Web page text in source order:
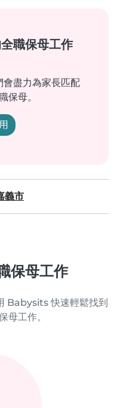
職保母工作
會盡力為家長匹配
保母。
義市
保母工作
Babysits 快速輕鬆找到
母工作。